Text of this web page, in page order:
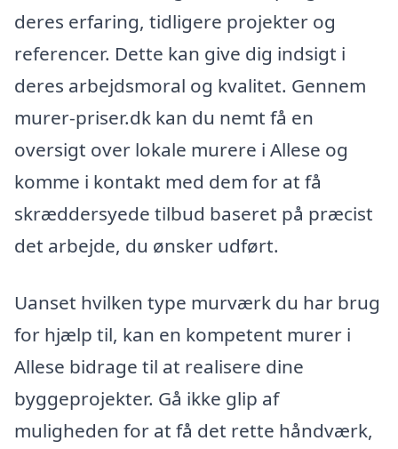
deres erfaring, tidligere projekter og
referencer. Dette kan give dig indsigt i
deres arbejdsmoral og kvalitet. Gennem
murer-priser.dk kan du nemt få en
oversigt over lokale murere i Allese og
komme i kontakt med dem for at få
skræddersyede tilbud baseret på præcist
det arbejde, du ønsker udført.
Uanset hvilken type murværk du har brug
for hjælp til, kan en kompetent murer i
Allese bidrage til at realisere dine
byggeprojekter. Gå ikke glip af
muligheden for at få det rette håndværk,